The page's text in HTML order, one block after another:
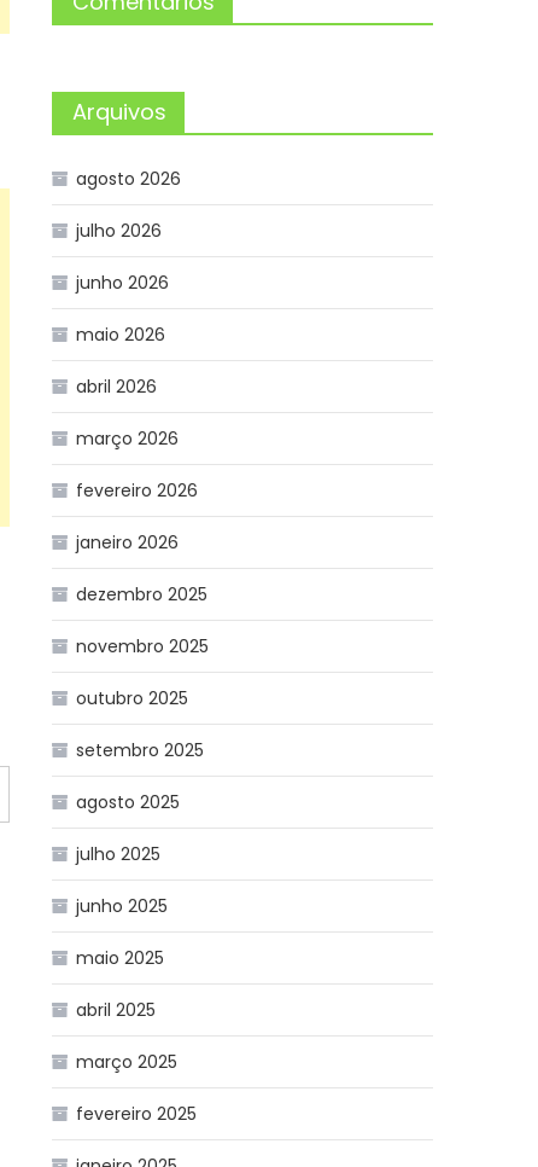
Arquivos
agosto 2026
julho 2026
junho 2026
maio 2026
abril 2026
março 2026
fevereiro 2026
janeiro 2026
dezembro 2025
novembro 2025
outubro 2025
setembro 2025
agosto 2025
julho 2025
junho 2025
maio 2025
abril 2025
março 2025
fevereiro 2025